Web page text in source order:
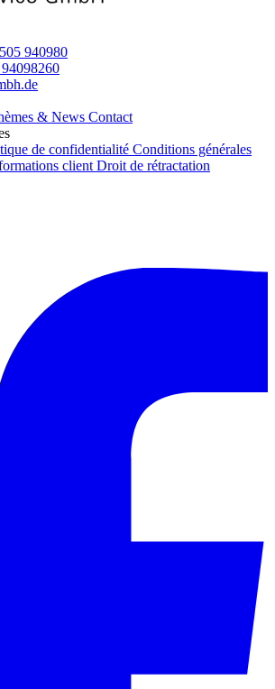
940980
& News Contact
de confidentialité Conditions générales
client Droit de rétractation